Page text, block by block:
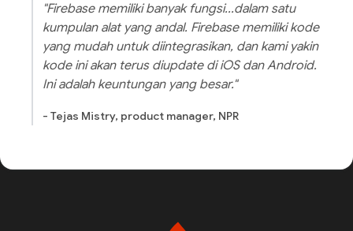
"Firebase memiliki banyak fungsi...dalam satu
kumpulan alat yang andal. Firebase memiliki kode
yang mudah untuk diintegrasikan, dan kami yakin
kode ini akan terus diupdate di iOS dan Android.
Ini adalah keuntungan yang besar."
- Tejas Mistry, product manager, NPR